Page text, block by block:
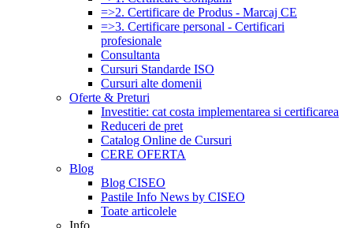
=>2. Certificare de Produs - Marcaj CE
=>3. Certificare personal - Certificari
profesionale
Consultanta
Cursuri Standarde ISO
Cursuri alte domenii
Oferte & Preturi
Investitie: cat costa implementarea si certificarea
Reduceri de pret
Catalog Online de Cursuri
CERE OFERTA
Blog
Blog CISEO
Pastile Info News by CISEO
Toate articolele
Info